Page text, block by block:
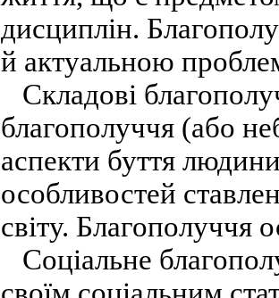
дисциплін.
й актуальною
Складові
благополуччя (або
аспекти буття
особливостей
світу. Благополуччя
Соціальне